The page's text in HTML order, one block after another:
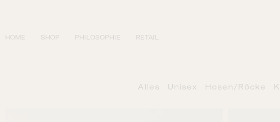
HOME SHOP PHILOSOPHIE RETAIL
Alles Unisex Hosen/Röcke